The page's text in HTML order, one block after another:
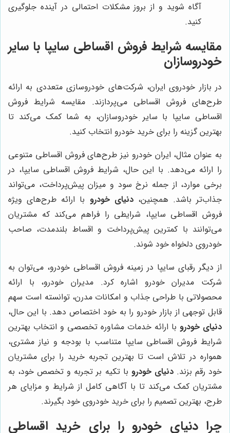
آگاه شوید و از بروز مشکلات احتمالی در آینده جلوگیری
کنید.
مقایسه شرایط فروش اقساطی سایپا با سایر
خودروسازان
در بازار خودروی ایران، شرکت‌های خودروسازی متعددی به ارائه
طرح‌های فروش اقساطی می‌پردازند. مقایسه شرایط فروش
اقساطی سایپا با سایر خودروسازان، به شما کمک می‌کند تا
بهترین گزینه را برای خرید خودرو انتخاب کنید.
به عنوان مثال، ایران خودرو نیز طرح‌های فروش اقساطی متنوعی
را ارائه می‌دهد. با این حال، شرایط فروش اقساطی سایپا، در
برخی موارد، از جمله نرخ سود و میزان پیش‌پرداخت، می‌تواند
جذاب‌تر باشد. همچنین،دنیای خودرو با ارائه طرح‌های ویژه
فروش اقساطی سایپا، شرایطی را فراهم می‌کند که مشتریان
می‌توانند با کمترین پیش‌پرداخت و اقساط بلندمدت، صاحب
خودروی دلخواه خود شوند.
از دیگر رقبای سایپا در زمینه فروش اقساطی خودرو، می‌توان به
شرکت مدیران خودرو اشاره کرد. مدیران خودرو، با ارائه
محصولاتی با طراحی جذاب و امکانات مدرن، توانسته است سهم
قابل توجهی از بازار خودرو را به خود اختصاص دهد. با این حال،
دنیای خودرو با ارائه خدمات مشاوره تخصصی و انتخاب بهترین
شرایط فروش اقساطی سایپا متناسب با بودجه و نیاز مشتری،
همواره در تلاش است تا بهترین تجربه خرید را برای مشتریان
خود رقم بزند.دنیای خودرو با تکیه بر تجربه و تخصص خود، به
مشتریان کمک می‌کند تا با آگاهی کامل از شرایط و مزایای هر
طرح، بهترین تصمیم را برای خرید خودروی خود بگیرند.
چرادنیای خودرو را برای خرید اقساطی